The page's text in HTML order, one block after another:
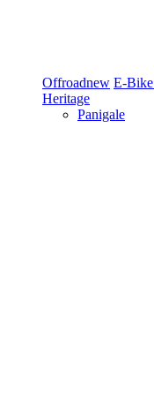
Offroadnew E-Bike
Heritage
Panigale